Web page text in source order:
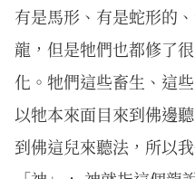
有是馬形、有是蛇形的
龍，但是牠們也都修了
化。牠們這些畜生、這
以牠本來面目來到佛邊
到佛這兒來聽法，所以